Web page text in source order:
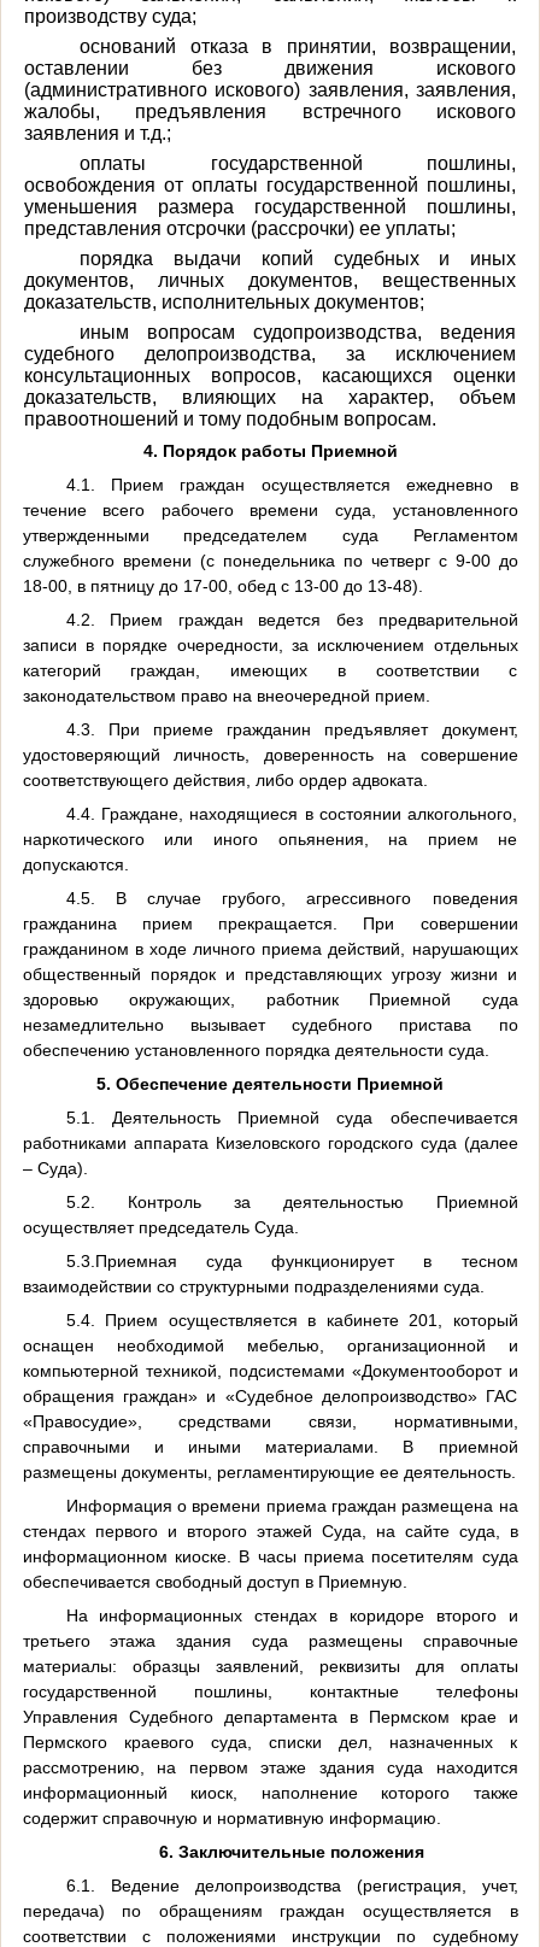
производству суда;
оснований отказа в принятии, возвращении,
оставлении без движения искового
(административного искового) заявления, заявления,
жалобы, предъявления встречного искового
заявления и т.д.;
оплаты государственной пошлины,
освобождения от оплаты государственной пошлины,
уменьшения размера государственной пошлины,
представления отсрочки (рассрочки) ее уплаты;
порядка выдачи копий судебных и иных
документов, личных документов, вещественных
доказательств, исполнительных документов;
иным вопросам судопроизводства, ведения
судебного делопроизводства, за исключением
консультационных вопросов, касающихся оценки
доказательств, влияющих на характер, объем
правоотношений и тому подобным вопросам.
4. Порядок работы Приемной
4.1. Прием граждан осуществляется ежедневно в
течение всего рабочего времени суда, установленного
утвержденными председателем суда Регламентом
служебного времени (с понедельника по четверг c9-00 до
18-00, в пятницу до 17-00, обед с 13-00 до 13-48).
4.2. Прием граждан ведется без предварительной
записи в порядке очередности, за исключением отдельных
категорий граждан, имеющих в соответствии с
законодательством право на внеочередной прием.
4.3. При приеме гражданин предъявляет документ,
удостоверяющий личность, доверенность на совершение
соответствующего действия, либо ордер адвоката.
4.4. Граждане, находящиеся в состоянии алкогольного,
наркотического или иного опьянения, на прием не
допускаются.
4.5. В случае грубого, агрессивного поведения
гражданина прием прекращается. При совершении
гражданином в ходе личного приема действий, нарушающих
общественный порядок и представляющих угрозу жизни и
здоровью окружающих, работник Приемной суда
незамедлительно вызывает судебного пристава по
обеспечению установленного порядка деятельности суда.
5. Обеспечение деятельности Приемной
5.1. Деятельность Приемной суда обеспечивается
работниками аппарата Кизеловского городского суда (далее
– Суда).
5.2. Контроль за деятельностью Приемной
осуществляет председатель Суда.
5.3.Приемная суда функционирует в тесном
взаимодействии со структурными подразделениями суда.
5.4. Прием осуществляется в кабинете 201, который
оснащен необходимой мебелью, организационной и
компьютерной техникой, подсистемами «Документооборот и
обращения граждан» и «Судебное делопроизводство» ГАС
«Правосудие», средствами связи, нормативными,
справочными и иными материалами. В приемной
размещены документы, регламентирующие ее деятельность.
Информация о времени приема граждан размещена на
стендах первого и второго этажей Суда, на сайте суда, в
информационном киоске. В часы приема посетителям суда
обеспечивается свободный доступ в Приемную.
На информационных стендах в коридоре второго и
третьего этажа здания суда размещены справочные
материалы: образцы заявлений, реквизиты для оплаты
государственной пошлины, контактные телефоны
Управления Судебного департамента в Пермском крае и
Пермского краевого суда, списки дел, назначенных к
рассмотрению, на первом этаже здания суда находится
информационный киоск, наполнение которого также
содержит справочную и нормативную информацию.
6. Заключительные положения
6.1. Ведение делопроизводства (регистрация, учет,
передача) по обращениям граждан осуществляется в
соответствии с положениями инструкции по судебному